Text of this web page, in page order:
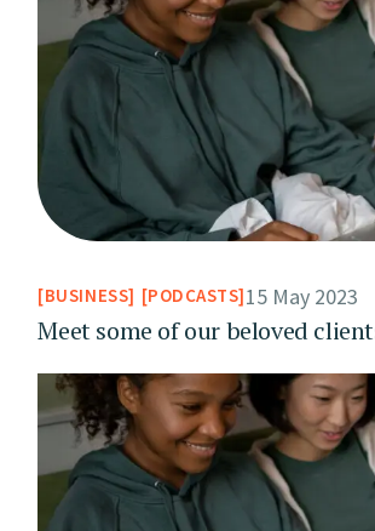
BUSINESS PODCASTS 15 May 2023
Meet some of our beloved